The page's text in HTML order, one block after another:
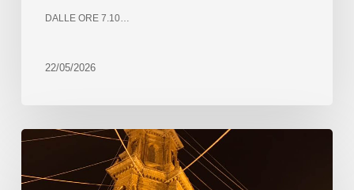
DALLE ORE 7.10…
22/05/2026